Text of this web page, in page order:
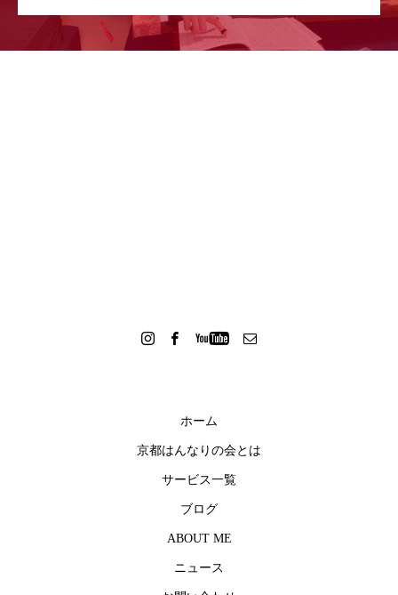
ホーム
京都はんなりの会とは
サービス一覧
ブログ
ABOUT ME
ニュース